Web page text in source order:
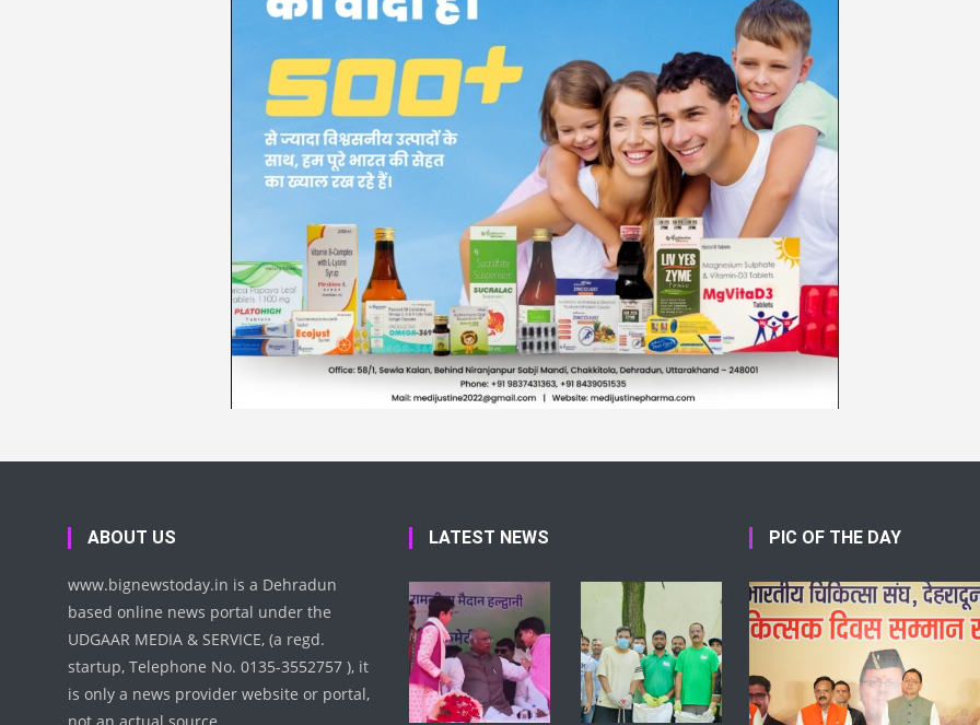
ABOUT US
www.bignewstoday.in is a Dehradun
based online news portal under the
UDGAAR MEDIA & SERVICE, (a regd.
startup, Telephone No. 0135-3552757 ), it
is only a news provider website or portal,
LATEST NEWS PIC OF THE DAY